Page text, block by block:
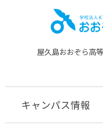
屋久島おおぞら⾼
キャンパス情報